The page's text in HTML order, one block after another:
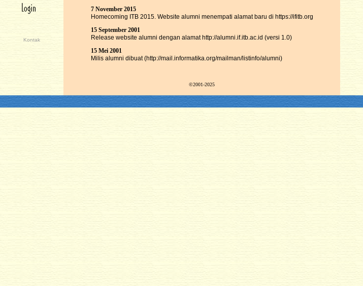
Kontak
7 November 2015
Homecoming ITB 2015. Website alumni menempati alamat baru di https://ifitb.org
15 September 2001
Release website alumni dengan alamat http://alumni.if.itb.ac.id (versi 1.0)
15 Mei 2001
Milis alumni dibuat (http://mail.informatika.org/mailman/listinfo/alumni)
©2001-2025